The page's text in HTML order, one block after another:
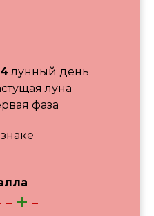
лунный день
луна
фаза
- + -